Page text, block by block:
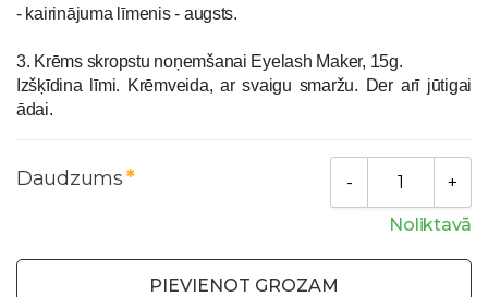
- kairinājuma līmenis - augsts.
3. Krēms skropstu noņemšanai Eyelash Maker, 15g.
Izšķīdina līmi. Krēmveida, ar svaigu smaržu. Der arī jūtigai
ādai.
Daudzums
Noliktavā
PIEVIENOT GROZAM